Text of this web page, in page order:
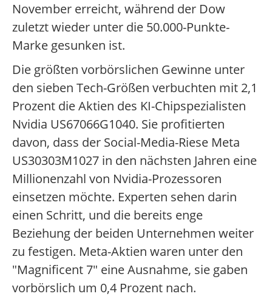
November erreicht, während der Dow
zuletzt wieder unter die 50.000-Punkte-
Marke gesunken ist.
Die größten vorbörslichen Gewinne unter
den sieben Tech-Größen verbuchten mit 2,1
Prozent die Aktien des KI-Chipspezialisten
Nvidia US67066G1040. Sie profitierten
davon, dass der Social-Media-Riese Meta
US30303M1027 in den nächsten Jahren eine
Millionenzahl von Nvidia-Prozessoren
einsetzen möchte. Experten sehen darin
einen Schritt, und die bereits enge
Beziehung der beiden Unternehmen weiter
zu festigen. Meta-Aktien waren unter den
"Magnificent 7" eine Ausnahme, sie gaben
vorbörslich um 0,4 Prozent nach.